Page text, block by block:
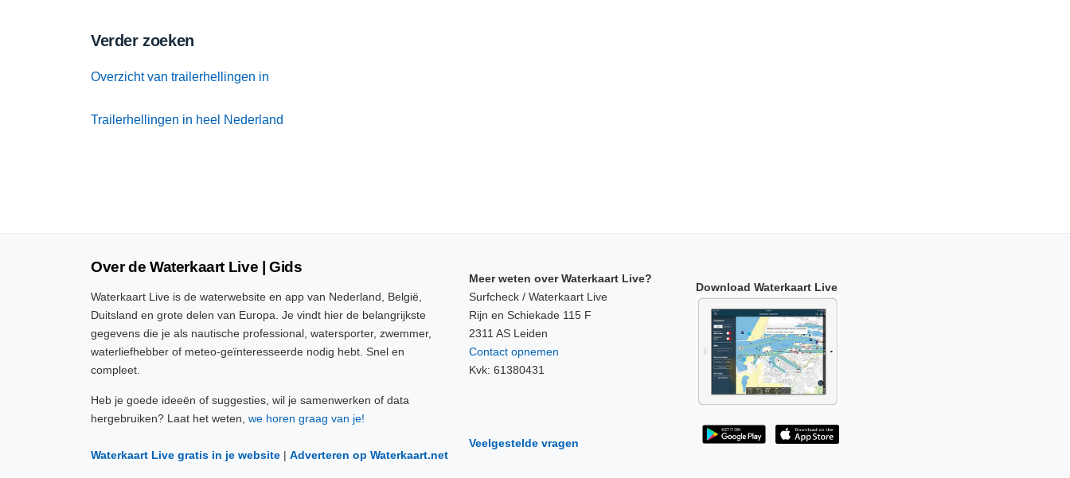
Verder zoeken
Overzicht van trailerhellingen in
Trailerhellingen in heel Nederland
Over de Waterkaart Live | Gids
Waterkaart Live is de waterwebsite en app van Nederland, België,
Duitsland en grote delen van Europa. Je vindt hier de belangrijkste
gegevens die je als nautische professional, watersporter, zwemmer,
waterliefhebber of meteo-geïnteresseerde nodig hebt. Snel en
compleet.
Heb je goede ideeën of suggesties, wil je samenwerken of data
hergebruiken? Laat het weten, we horen graag van je!
Waterkaart Live gratis in je website | Adverteren op Waterkaart.net
Meer weten over Waterkaart Live?
Surfcheck / Waterkaart Live
Rijn en Schiekade 115 F
2311 AS Leiden
Contact opnemen
Kvk: 61380431
Veelgestelde vragen
Download Waterkaart Live